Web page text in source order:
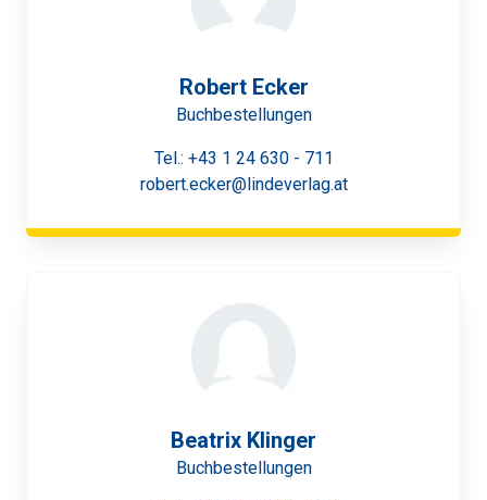
Robert Ecker
Buchbestellungen
Tel.: +43 1 24 630 - 711
robert.ecker@lindeverlag.at
Beatrix Klinger
Buchbestellungen